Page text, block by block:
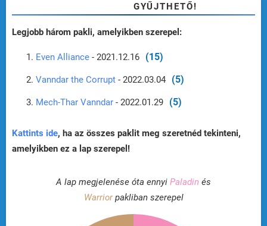
GYŰJTHETŐ!
Legjobb három pakli, amelyikben szerepel:
Even Alliance - 2021.12.16 (15)
Vanndar the Corrupt - 2022.03.04 (5)
Mech-Thar Vanndar - 2022.01.29 (5)
Kattints ide, ha az összes paklit meg szeretnéd tekinteni,
amelyikben ez a lap szerepel!
A lap megjelenése óta ennyi Paladin és
Warriorpakliban szerepel